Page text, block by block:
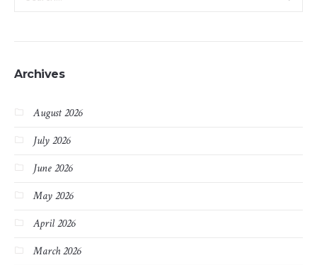
Archives
August 2026
July 2026
June 2026
May 2026
April 2026
March 2026